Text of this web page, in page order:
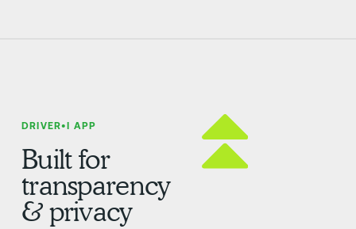
DRIVER•I APP
Built for
transparency
& privacy